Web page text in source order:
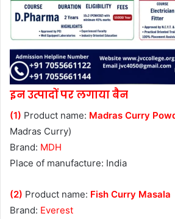
इन उत्पादों पर लगाया बैन
(1) Product name: Madras Curry
Madras Curry)
Brand: MDH
Place of manufacture: India
(2) Product name: Fish Curry Masala
Brand: Everest